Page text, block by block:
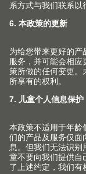
还没有找到
在这里，您将找